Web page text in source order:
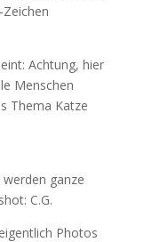
Achtung, hier
Menschen
Thema Katze
ganze
C.G.
Photos